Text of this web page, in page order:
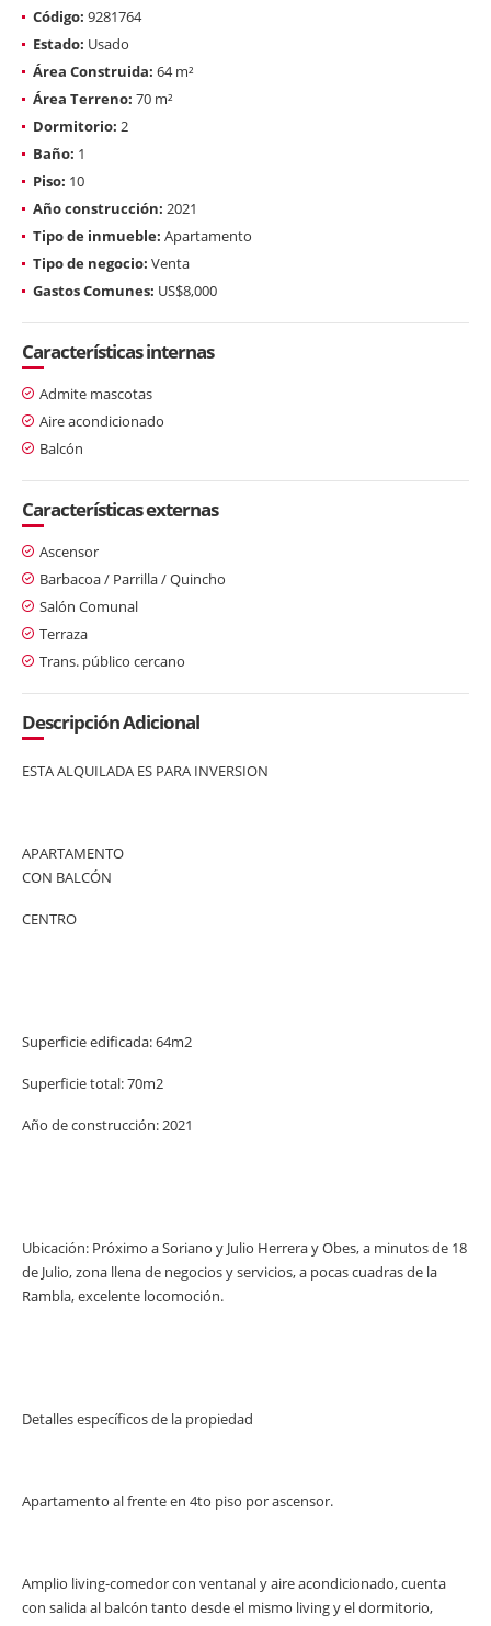
Código: 9281764
Estado: Usado
Área Construida: 64 m²
Área Terreno: 70 m²
Dormitorio: 2
Baño: 1
Piso: 10
Año construcción: 2021
Tipo de inmueble: Apartamento
Tipo de negocio: Venta
Gastos Comunes: US$8,000
Características internas
Admite mascotas
Aire acondicionado
Balcón
Características externas
Ascensor
Barbacoa / Parrilla / Quincho
Salón Comunal
Terraza
Trans. público cercano
Descripción Adicional
ESTA ALQUILADA ES PARA INVERSION
APARTAMENTO
CON BALCÓN
CENTRO
Superficie edificada: 64m2
Superficie total: 70m2
Año de construcción: 2021
Ubicación: Próximo a Soriano y Julio Herrera y Obes, a minutos de 18
de Julio, zona llena de negocios y servicios, a pocas cuadras de la
Rambla, excelente locomoción.
Detalles específicos de la propiedad
Apartamento al frente en 4to piso por ascensor.
Amplio living-comedor con ventanal y aire acondicionado, cuenta
con salida al balcón tanto desde el mismo living y el dormitorio,